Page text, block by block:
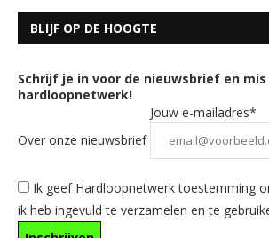
BLIJF OP DE HOOGTE
Schrijf je in voor de nieuwsbrief en
hardloopnetwerk!
Over onze nieuwsbrief
Jouw e-mailadres*
Ik geef Hardloopnetwerk toestemming
ik heb ingevuld te verzamelen en te